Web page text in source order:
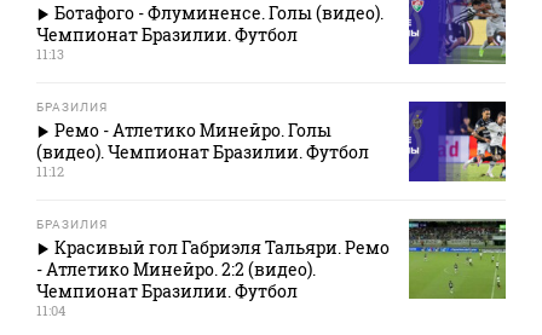
Ботафого - Флуминенсе. Голы (видео).
Чемпионат Бразилии. Футбол
11:13
БРАЗИЛИЯ
Ремо - Атлетико Минейро. Голы
(видео). Чемпионат Бразилии. Футбол
11:12
БРАЗИЛИЯ
Красивый гол Габриэля Тальяри. Ремо
- Атлетико Минейро. 2:2 (видео).
Чемпионат Бразилии. Футбол
11:04